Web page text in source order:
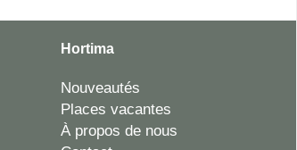
Hortima
Nouveautés
Places vacantes
À propos de nous